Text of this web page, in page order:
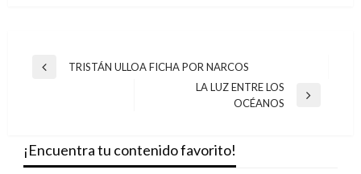
Navegación
Entrada
TRISTÁN ULLOA FICHA POR NARCOS
LA LUZ ENTRE LOS
OCÉANOS
¡Encuentra tu contenido favorito!